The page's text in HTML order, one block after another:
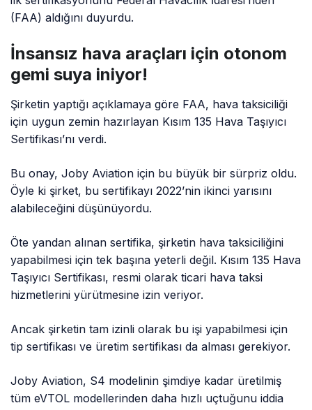
(FAA) aldığını duyurdu.
İnsansız hava araçları için otonom
gemi suya iniyor!
Şirketin yaptığı açıklamaya göre FAA, hava taksiciliği
için uygun zemin hazırlayan Kısım 135 Hava Taşıyıcı
Sertifikası’nı verdi.
Bu onay, Joby Aviation için bu büyük bir sürpriz oldu.
Öyle ki şirket, bu sertifikayı 2022’nin ikinci yarısını
alabileceğini düşünüyordu.
Öte yandan alınan sertifika, şirketin hava taksiciliğini
yapabilmesi için tek başına yeterli değil. Kısım 135 Hava
Taşıyıcı Sertifikası, resmi olarak ticari hava taksi
hizmetlerini yürütmesine izin veriyor.
Ancak şirketin tam izinli olarak bu işi yapabilmesi için
tip sertifikası ve üretim sertifikası da alması gerekiyor.
Joby Aviation, S4 modelinin şimdiye kadar üretilmiş
tüm eVTOL modellerinden daha hızlı uçtuğunu iddia